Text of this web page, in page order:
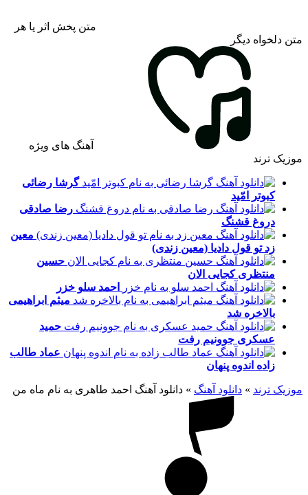
متن پخش اثر یا هر
متن دلخواه دیگر
آهنگ های ویژه
موزیک ترند
گرشا رضائی
کبوتر امّید
رضا صادقی
دروغ قشنگ
معین
زدتو قول دادیا (معین زندی)
حسین
منتظریکجایی الان
احمد سلو خزر
میثم ابراهیمی
بالاخره شد
حمید
عسکری جوونیم رفت
عماد طالب
زاده اندوه پنهان
موزیک ترند » دانلود آهنگ » دانلود آهنگ احمد طاهری به نام ماه من